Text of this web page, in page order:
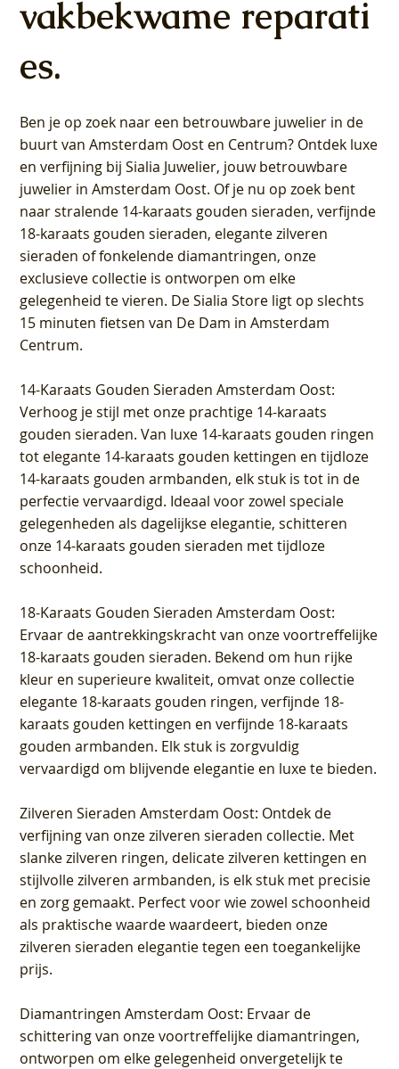
vakbekwame reparati
es.
Ben je op zoek naar een betrouwbare juwelier in de
buurt van Amsterdam Oost en Centrum? Ontdek luxe
en verfijning bij Sialia Juwelier, jouw betrouwbare
juwelier in Amsterdam Oost. Of je nu op zoek bent
naar stralende 14-karaats gouden sieraden, verfijnde
18-karaats gouden sieraden, elegante zilveren
sieraden of fonkelende diamantringen, onze
exclusieve collectie is ontworpen om elke
gelegenheid te vieren. De Sialia Store ligt op slechts
15 minuten fietsen van De Dam in Amsterdam
Centrum.
14-Karaats Gouden Sieraden Amsterdam Oost:
Verhoog je stijl met onze prachtige 14-karaats
gouden sieraden. Van luxe 14-karaats gouden ringen
tot elegante 14-karaats gouden kettingen en tijdloze
14-karaats gouden armbanden, elk stuk is tot in de
perfectie vervaardigd. Ideaal voor zowel speciale
gelegenheden als dagelijkse elegantie, schitteren
onze 14-karaats gouden sieraden met tijdloze
schoonheid.
18-Karaats Gouden Sieraden Amsterdam Oost:
Ervaar de aantrekkingskracht van onze voortreffelijke
18-karaats gouden sieraden. Bekend om hun rijke
kleur en superieure kwaliteit, omvat onze collectie
elegante 18-karaats gouden ringen, verfijnde 18-
karaats gouden kettingen en verfijnde 18-karaats
gouden armbanden. Elk stuk is zorgvuldig
vervaardigd om blijvende elegantie en luxe te bieden.
Zilveren Sieraden Amsterdam Oost: Ontdek de
verfijning van onze zilveren sieraden collectie. Met
slanke zilveren ringen, delicate zilveren kettingen en
stijlvolle zilveren armbanden, is elk stuk met precisie
en zorg gemaakt. Perfect voor wie zowel schoonheid
als praktische waarde waardeert, bieden onze
zilveren sieraden elegantie tegen een toegankelijke
prijs.
Diamantringen Amsterdam Oost: Ervaar de
schittering van onze voortreffelijke diamantringen,
ontworpen om elke gelegenheid onvergetelijk te